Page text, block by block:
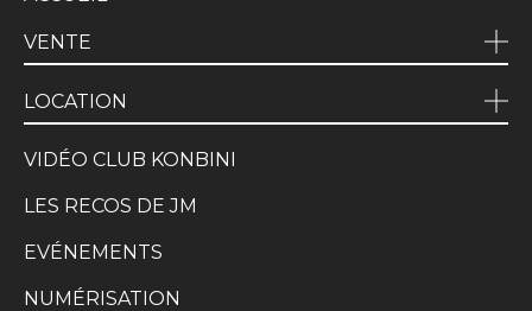
VENTE
LOCATION
VIDÉO CLUB KONBINI
LES RECOS DE JM
EVÉNEMENTS
NUMÉRISATION